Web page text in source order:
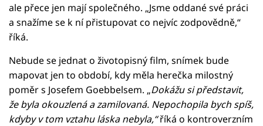
ale přece jen mají společného. „Jsme oddané své práci
a snažíme se k ní přistupovat co nejvíc zodpovědně,“
říká.
Nebude se jednat o životopisný film, snímek bude
mapovat jen to období, kdy měla herečka milostný
poměr s Josefem Goebbelsem. „Dokážu si představit,
že byla okouzlená a zamilovaná. Nepochopila bych spíš,
kdyby v tom vztahu láska nebyla,“říká o kontroverzním